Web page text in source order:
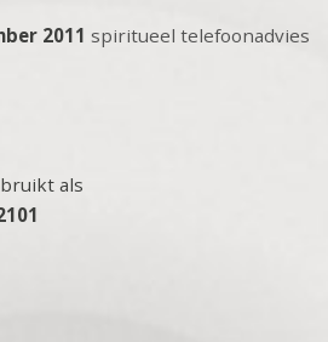
2011 spiritueel telefoonadvies
als